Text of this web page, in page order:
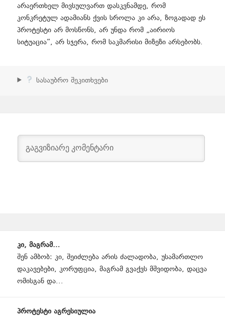
არაერთხელ მივსულვართ დასკვნამდე, რომ
კონკრეტულ ადამიანს ქვის სროლა კი არა, ზოგადად ეს
პროტესტი არ მოსწონს, არ უნდა რომ „აირიოს
სიტუაცია“, არ სჯერა, რომ საკმარისი მიზეზი არსებობს.
სასაუბრო შეკითხვები
navigationკი, მაგრამ…
შენ ამბობ: კი, შეიძლება არის ძალადობა, უსამართლო
დაკავებები, კორუფცია, მაგრამ გვაქვს მშვიდობა, დაცვა
ომისგან და...
პროტესტი აგრესიულია